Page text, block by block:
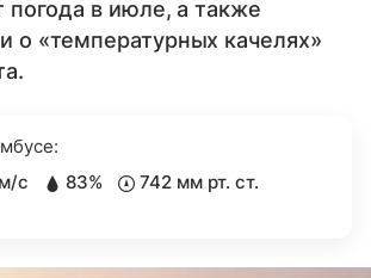
погода в июле, а также
о «температурных качелях»
с 83%
742 мм рт. ст.